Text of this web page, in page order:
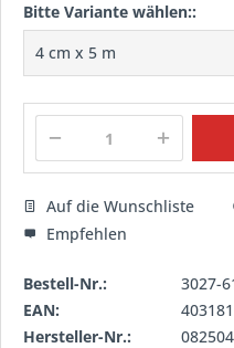
Bitte Variante wählen::
Auf die Wunschliste
Empfehlen
Bestell-Nr.:
3027-
EAN:
Hersteller-Nr.:
082504